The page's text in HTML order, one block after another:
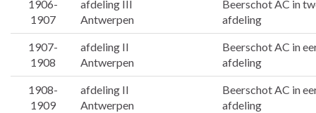
1906-
1907
afdeling III
Antwerpen
Beerschot AC in
afdeling
1907-
1908
afdeling II
Antwerpen
Beerschot AC in
afdeling
1908-
1909
afdeling II
Antwerpen
Beerschot AC in
afdeling